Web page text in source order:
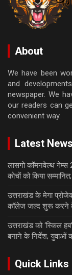
About
We have been
and
newspaper. We
our readers can
convenient way.
Latest News
लासगो कॉमनवेल्थ
कोचों को किया
उत्तराखंड के मेगा
कॉलेज जल्द शुरू करने के
उत्तराखंड को ‘स्किल
बनाने के निर्देश; युवाओं
Quick Links